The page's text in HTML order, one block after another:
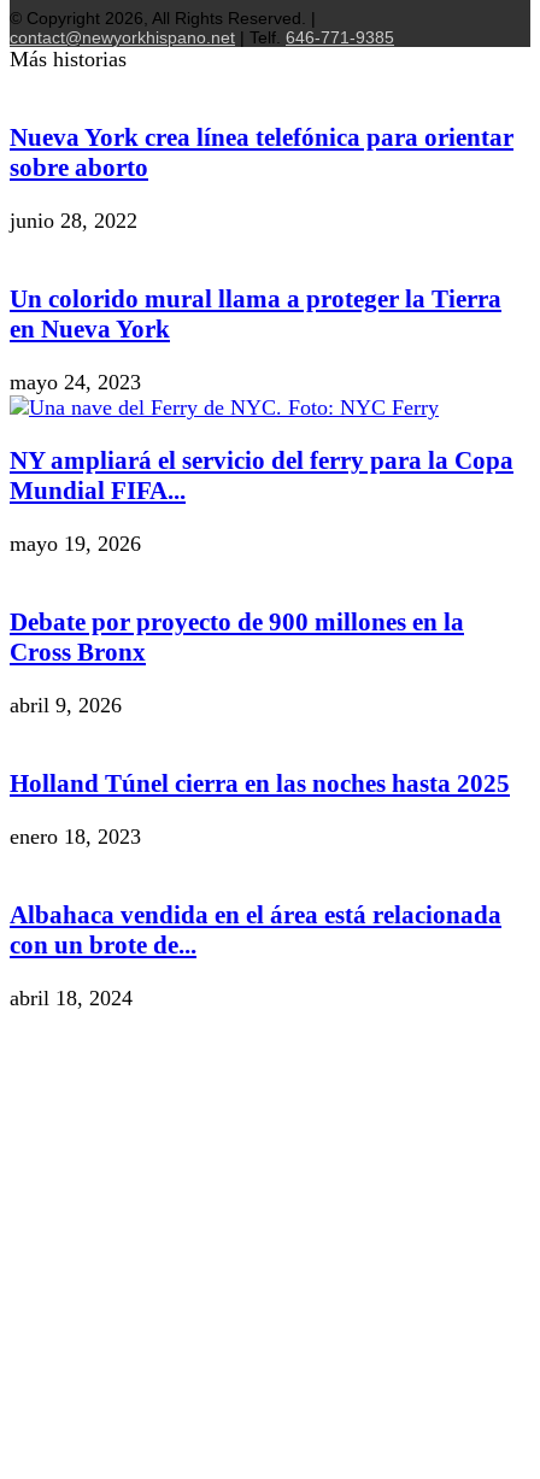
© Copyright 2026, All Rights Reserved. |
contact@newyorkhispano.net | Telf. 646-771-9385
Más historias
Nueva York crea línea telefónica para orientar
sobre aborto
junio 28, 2022
Un colorido mural llama a proteger la Tierra
en Nueva York
mayo 24, 2023
NY ampliará el servicio del ferry para la Copa
Mundial FIFA...
mayo 19, 2026
Debate por proyecto de 900 millones en la
Cross Bronx
abril 9, 2026
Holland Túnel cierra en las noches hasta 2025
enero 18, 2023
Albahaca vendida en el área está relacionada
con un brote de...
abril 18, 2024